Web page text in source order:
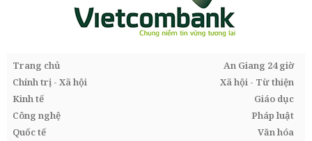
Trang chủ
An Giang 24 giờ
Chính trị - Xã hội
Xã hội - Từ thiện
Kinh tế
Giáo dục
Công nghệ
Pháp luật
Quốc tế
Văn hóa